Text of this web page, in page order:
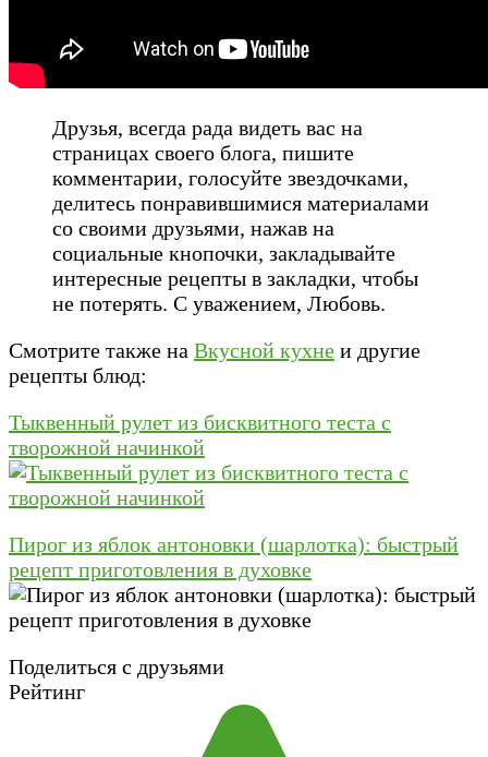
Друзья, всегда рада видеть вас на
страницах своего блога, пишите
комментарии, голосуйте звездочками,
делитесь понравившимися материалами
со своими друзьями, нажав на
социальные кнопочки, закладывайте
интересные рецепты в закладки, чтобы
не потерять. С уважением, Любовь.
Смотрите также на Вкусной кухне и другие
рецепты блюд:
Тыквенный рулет из бисквитного теста с
творожной начинкой
Пирог из яблок антоновки (шарлотка): быстрый
рецепт приготовления в духовке
Поделиться с друзьями
Рейтинг